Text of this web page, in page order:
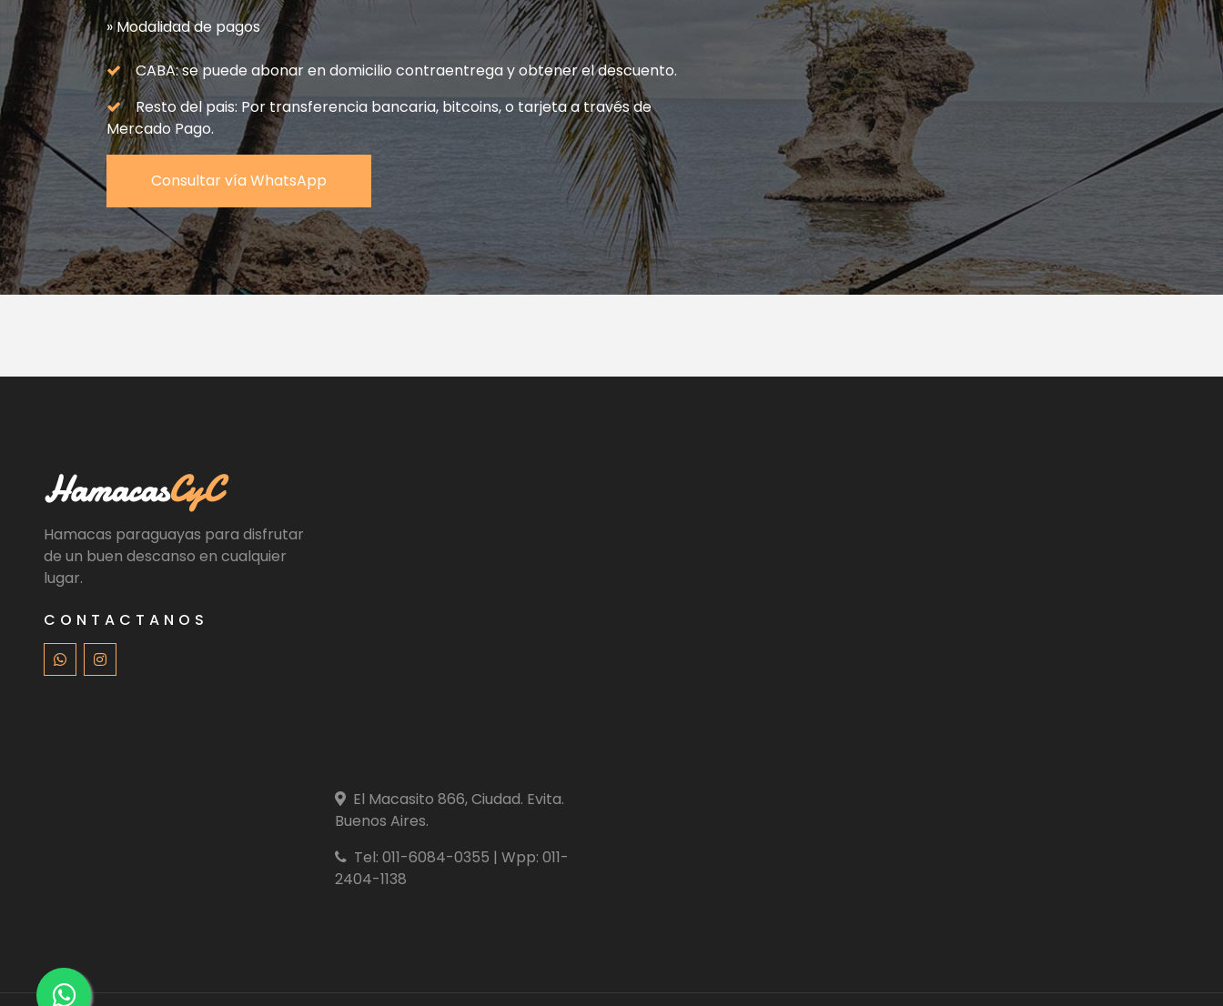
» Modalidad de pagos
CABA: se puede abonar en domicilio contraentrega y obtener el descuento.
Resto del pais: Por transferencia bancaria, bitcoins, o tarjeta a través de
Mercado Pago.
Consultar vía WhatsApp
HamacasCyC
Hamacas paraguayas para disfrutar
de un buen descanso en cualquier
lugar.
CONTACTANOS
El Macasito 866, Ciudad. Evita.
Buenos Aires.
Tel: 011-6084-0355 | Wpp: 011-
2404-1138